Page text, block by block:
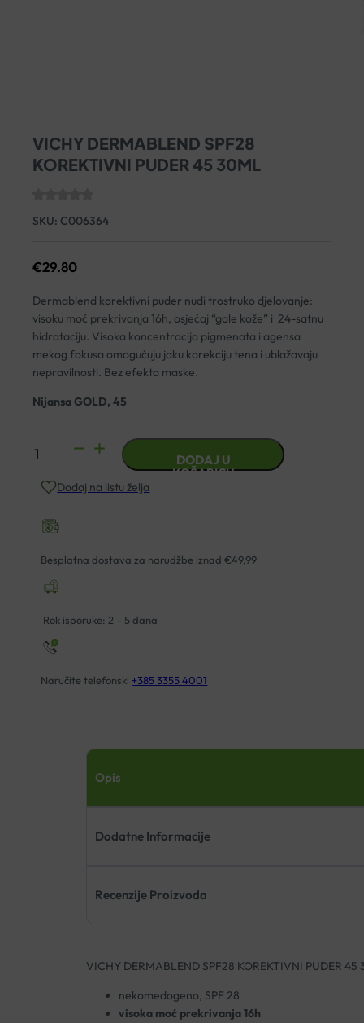
VICHY DERMABLEND SPF28
KOREKTIVNI PUDER 45 30ML
SKU: C006364
€29.80
Dermablend korektivni puder nudi trostruko djelovanje:
visoku moć prekrivanja 16h, osjećaj “gole kože” i 24-satnu
hidrataciju. Visoka koncentracija pigmenata i agensa
mekog fokusa omogućuju jaku korekciju tena i ublažavaju
nepravilnosti. Bez efekta maske.
Nijansa GOLD, 45
VICHY
SPF28
PUDER
45
količina
DODAJ U
KOŠARICU
Dodaj na listu želja
Besplatna dostava za narudžbe iznad €49,99
Rok isporuke: 2 – 5 dana
Naručite telefonski +385 3355 4001
Opis
Dodatne Informacije
Recenzije Proizvoda
VICHY DERMABLEND SPF28 KOREKTIVNI PUDER 45
nekomedogeno, SPF 28
visoka moć prekrivanja 16h